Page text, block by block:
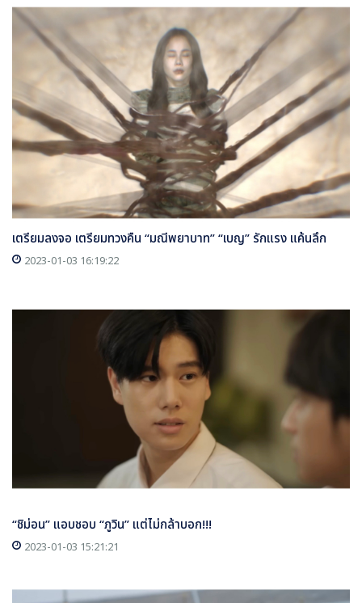
เตรียมลงจอ เตรียมทวงคืน “มณีพยาบาท” “เบญ” รักแรง แค้นลึก
2023-01-03 16:19:22
“ชิม่อน” แอบชอบ “ภูวิน” แต่ไม่กล้าบอก!!!
2023-01-03 15:21:21